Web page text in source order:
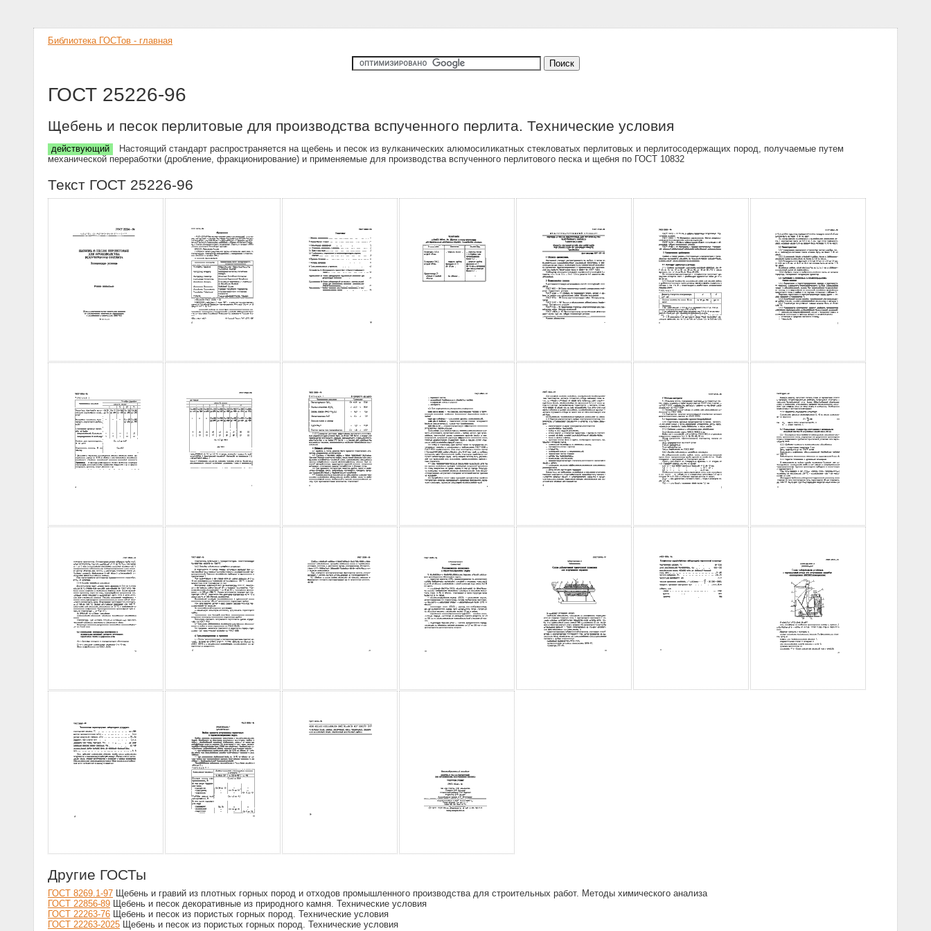
Библиотека ГОСТов - главная
ГОСТ 25226-96
Щебень и песок перлитовые для производства вспученного перлита. Технические условия
действующий
Настоящий стандарт распространяется на щебень и песок из вулканических алюмосиликатных стекловатых перлитовых и перлитосодержащих пород, получаемые путем
механической переработки (дробление, фракционирование) и применяемые для производства вспученного перлитового песка и щебня по ГОСТ 10832
Текст ГОСТ 25226-96
Другие ГОСТы
ГОСТ 8269.1-97 Щебень и гравий из плотных горных пород и отходов промышленного производства для строительных работ. Методы химического анализа
ГОСТ 22856-89 Щебень и песок декоративные из природного камня. Технические условия
ГОСТ 22263-76 Щебень и песок из пористых горных пород. Технические условия
ГОСТ 22263-2025 Щебень и песок из пористых горных пород. Технические условия